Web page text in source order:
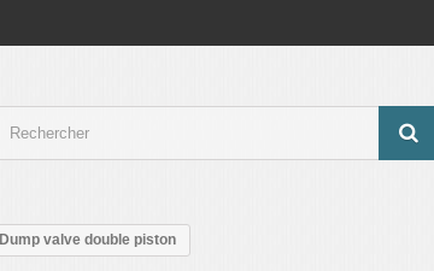
Dump valve double piston